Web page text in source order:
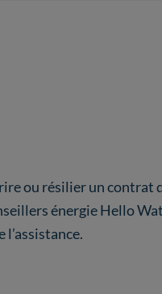
ou résilier un contrat
énergie Hello